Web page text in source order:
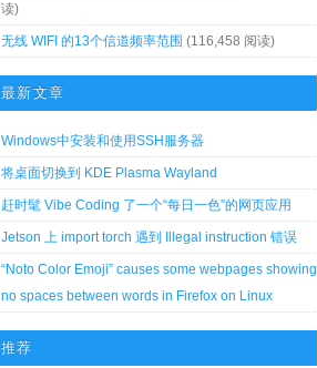
读)
无线 WIFI 的13个信道频率范围 (116,458 阅读)
最新文章
Windows中安装和使用SSH服务器
将桌面切换到 KDE Plasma Wayland
赶时髦 Vibe Coding 了一个“每日一色”的网页应用
Jetson 上 import torch 遇到 Illegal instruction 错误
“Noto Color Emoji” causes some webpages showing
no spaces between words in Firefox on Linux
推荐